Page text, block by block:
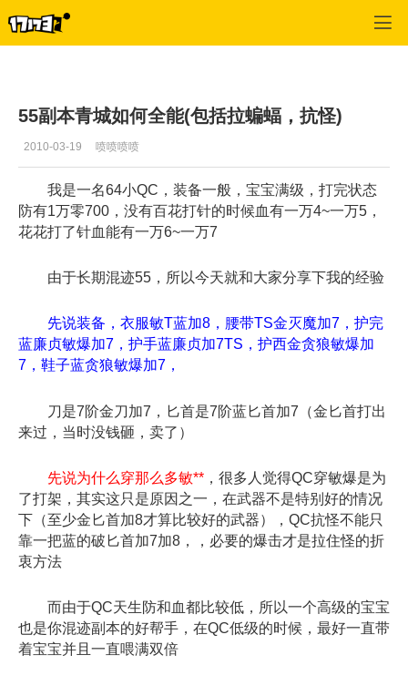
55副本青城如何全能(包括拉蝙蝠，抗怪)
2010-03-19 喷喷喷喷
我是一名64小QC，装备一般，宝宝满级，打完状态
防有1万零700，没有百花打针的时候血有一万4~一万5，
花花打了针血能有一万6~一万7
由于长期混迹55，所以今天就和大家分享下我的经验
先说装备，衣服敏T蓝加8，腰带TS金灭魔加7，护完
蓝廉贞敏爆加7，护手蓝廉贞加7TS，护西金贪狼敏爆加
7，鞋子蓝贪狼敏爆加7，
刀是7阶金刀加7，匕首是7阶蓝匕首加7（金匕首打出
来过，当时没钱砸，卖了）
先说为什么穿那么多敏** ，很多人觉得QC穿敏爆是为
了打架，其实这只是原因之一，在武器不是特别好的情况
下（至少金匕首加8才算比较好的武器），QC抗怪不能只
靠一把蓝的破匕首加7加8，，必要的爆击才是拉住怪的折
衷方法
而由于QC天生防和血都比较低，所以一个高级的宝宝
也是你混迹副本的好帮手，在QC低级的时候，最好一直带
着宝宝并且一直喂满双倍